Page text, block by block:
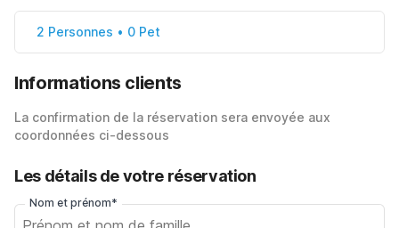
2 Personnes • 0 Pet
Informations clients
La confirmation de la réservation sera envoyée aux
coordonnées ci-dessous
Les détails de votre réservation
Nom et prénom*